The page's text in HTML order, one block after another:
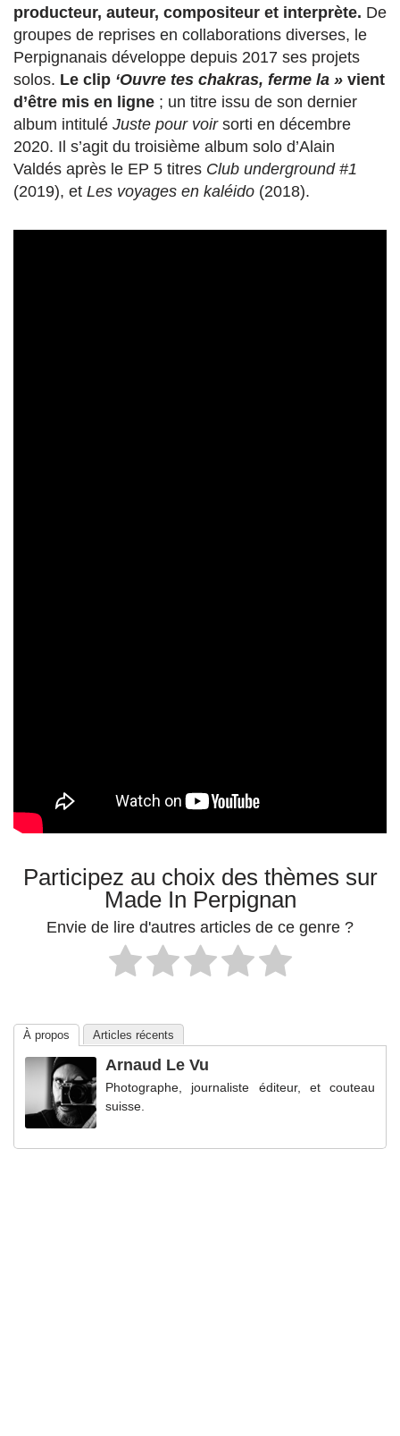
producteur, auteur, compositeur et interprète. De
groupes de reprises en collaborations diverses, le
Perpignanais développe depuis 2017 ses projets
solos. Le clip ‘Ouvre tes chakras, ferme la » vient
d’être mis en ligne ; un titre issu de son dernier
album intitulé Juste pour voirsorti en décembre
2020. Il s’agit du troisième album solo d’Alain
Valdés après le EP 5 titres Club underground #1
(2019), et Les voyages en kaléido (2018).
Participez au choix des thèmes sur
Made In Perpignan
Envie de lire d'autres articles de ce genre ?
À propos Articles récents
Arnaud Le Vu
Photographe, journaliste éditeur, et couteau
suisse.